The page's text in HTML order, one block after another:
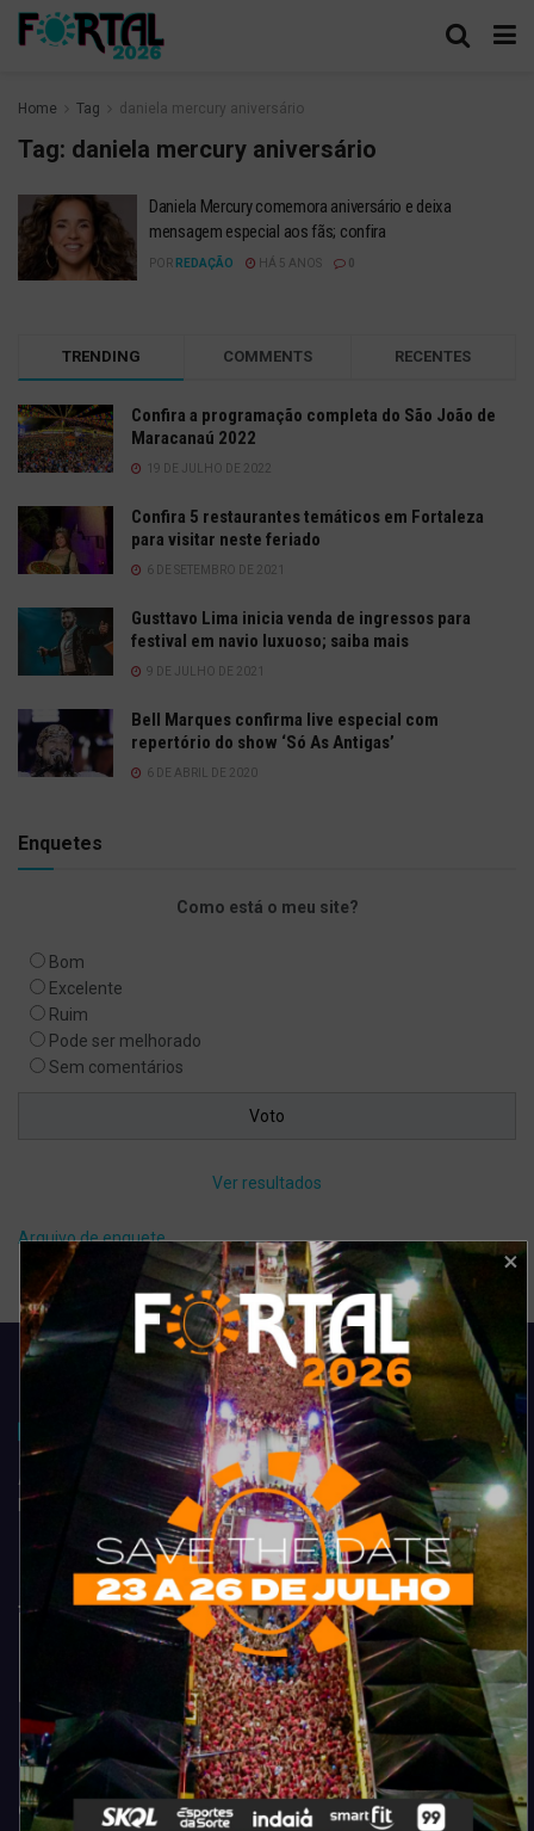
Home Tag daniela mercury aniversário
Tag: daniela mercury aniversário
Daniela Mercury comemora aniversário e deixa
mensagem especial aos fãs; confira
POR REDAÇÃO HÁ 5 ANOS
TRENDING COMMENTS RECENTES
Confira a programação completa do São João de
Maracanaú 2022
19 DE JULHO DE 2022
Confira 5 restaurantes temáticos em Fortaleza
para visitar neste feriado
6 DE SETEMBRO DE 2021
Gusttavo Lima inicia venda de ingressos para
festival em navio luxuoso; saiba mais
9 DE JULHO DE 2021
Bell Marques confirma live especial com
repertório do show ‘Só As Antigas’
6 DE ABRIL DE 2020
Enquetes
Como está o meu site?
Bom
Excelente
Ruim
Pode ser melhorado
Sem comentários
Ver resultados
Arquivo de enquete
Acompanhe todas as novidades do entretenimento na região de
Fortaleza. Dicas, promoções, coberturas exclusivas e muito mais.
Categorias
Camarote Vip Junino
Marketing E Negócios